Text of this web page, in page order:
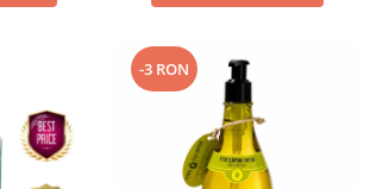
-3 RON